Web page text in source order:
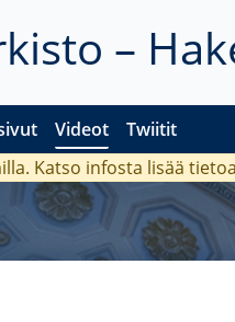
–
Videot Twiitit
Katso infosta lisää